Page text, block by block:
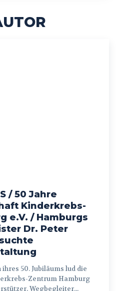
/ 50 Jahre
Kinderkrebs-
e.V. / Hamburgs
Dr. Peter
Zentrum Hamburg
Wegbegleiter...